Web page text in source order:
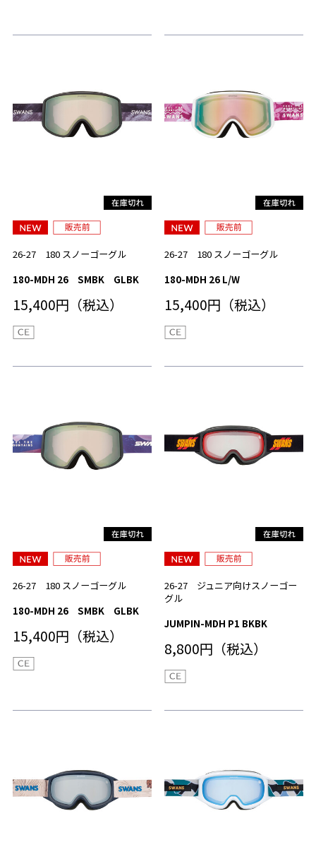
26-27 180 スノーゴーグル
180-MDH 26 SMBK GLBK
15,400円（税込）
26-27 180 スノーゴーグル
180-MDH 26 L/W
15,400円（税込）
26-27 180 スノーゴーグル
180-MDH 26 SMBK GLBK
15,400円（税込）
26-27 ジュニア向けスノーゴー
グル
JUMPIN-MDH P1 BKBK
8,800円（税込）